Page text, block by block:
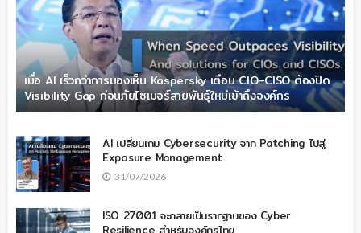
เมื่อ AI เร็วกว่าการมองเห็น Kaspersky เตือน CIO-CISO ต้องปิด
Visibility Gap ก่อนภัยไซเบอร์สายพันธุ์ใหม่เข้าถึงองค์กร
AI เปลี่ยนเกม Cybersecurity จาก Patching ไปสู่
Exposure Management
31/07/2026
ISO 27001 จะกลายเป็นรากฐานของ Cyber